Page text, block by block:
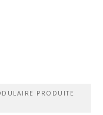
PRODUITE